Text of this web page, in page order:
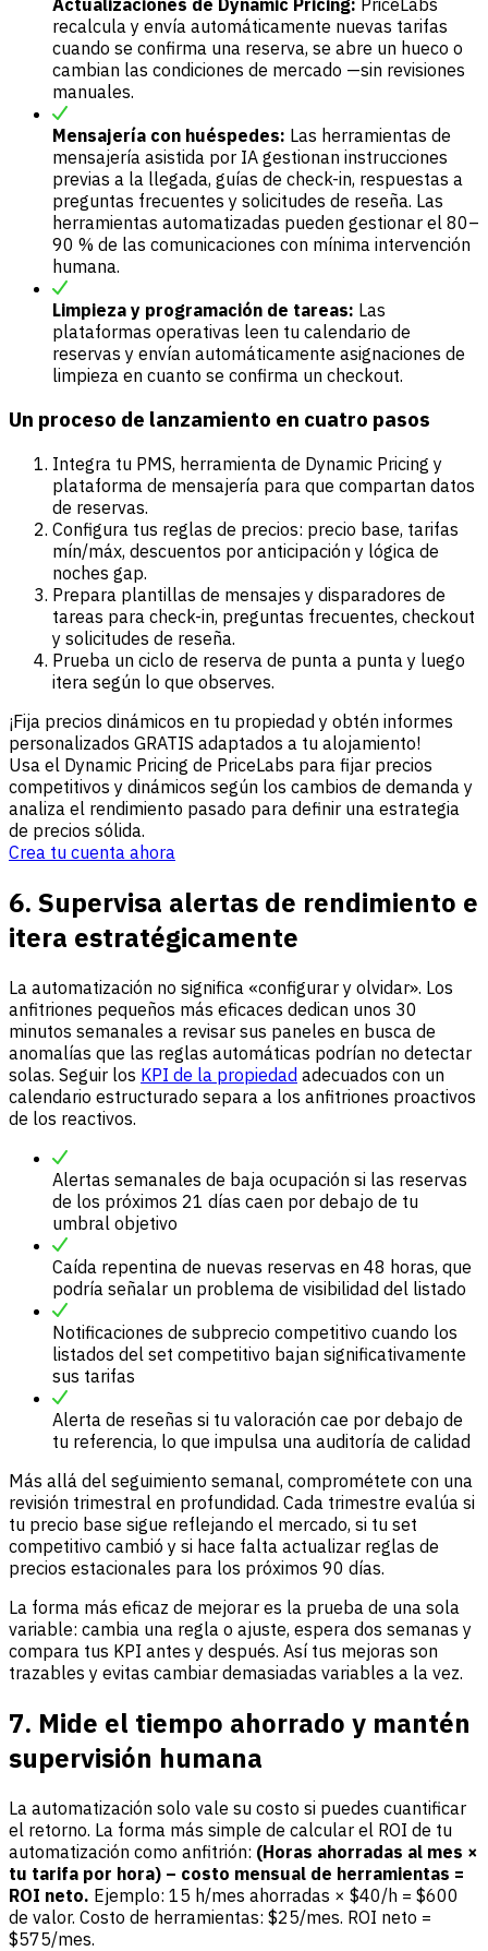
recalcula y envía automáticamente nuevas tarifas
cuando se confirma una reserva, se abre un hueco o
cambian las condiciones de mercado —sin revisiones
manuales.
Mensajería con huéspedes: Las herramientas de
mensajería asistida por IA gestionan instrucciones
previas a la llegada, guías de check-in, respuestas a
preguntas frecuentes y solicitudes de reseña. Las
herramientas automatizadas pueden gestionar el 80–
90 % de las comunicaciones con mínima intervención
humana.
Limpieza y programación de tareas: Las
plataformas operativas leen tu calendario de
reservas y envían automáticamente asignaciones de
limpieza en cuanto se confirma un checkout.
Un proceso de lanzamiento en cuatro pasos
Integra tu PMS, herramienta de Dynamic Pricing y
plataforma de mensajería para que compartan datos
de reservas.
Configura tus reglas de precios: precio base, tarifas
mín/máx, descuentos por anticipación y lógica de
noches gap.
Prepara plantillas de mensajes y disparadores de
tareas para check-in, preguntas frecuentes, checkout
y solicitudes de reseña.
Prueba un ciclo de reserva de punta a punta y luego
itera según lo que observes.
¡Fija precios dinámicos en tu propiedad y obtén informes
personalizados GRATIS adaptados a tu alojamiento!
Usa el Dynamic Pricing de PriceLabs para fijar precios
competitivos y dinámicos según los cambios de demanda y
analiza el rendimiento pasado para definir una estrategia
de precios sólida.
Crea tu cuenta ahora
6. Supervisa alertas de rendimiento e
itera estratégicamente
La automatización no significa «configurar y olvidar». Los
anfitriones pequeños más eficaces dedican unos 30
minutos semanales a revisar sus paneles en busca de
anomalías que las reglas automáticas podrían no detectar
solas. Seguir los KPI de la propiedad adecuados con un
calendario estructurado separa a los anfitriones proactivos
de los reactivos.
Alertas semanales de baja ocupación si las reservas
de los próximos 21 días caen por debajo de tu
umbral objetivo
Caída repentina de nuevas reservas en 48 horas, que
podría señalar un problema de visibilidad del listado
Notificaciones de subprecio competitivo cuando los
listados del set competitivo bajan significativamente
sus tarifas
Alerta de reseñas si tu valoración cae por debajo de
tu referencia, lo que impulsa una auditoría de calidad
Más allá del seguimiento semanal, comprométete con una
revisión trimestral en profundidad. Cada trimestre evalúa si
tu precio base sigue reflejando el mercado, si tu set
competitivo cambió y si hace falta actualizar reglas de
precios estacionales para los próximos 90 días.
La forma más eficaz de mejorar es la prueba de una sola
variable: cambia una regla o ajuste, espera dos semanas y
compara tus KPI antes y después. Así tus mejoras son
trazables y evitas cambiar demasiadas variables a la vez.
7. Mide el tiempo ahorrado y mantén
supervisión humana
La automatización solo vale su costo si puedes cuantificar
el retorno. La forma más simple de calcular el ROI de tu
automatización como anfitrión: (Horas ahorradas al mes ×
tu tarifa por hora) – costo mensual de herramientas =
ROI neto. Ejemplo: 15 h/mes ahorradas × $40/h = $600
de valor. Costo de herramientas: $25/mes. ROI neto =
$575/mes.